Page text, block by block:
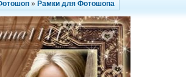
» Рамки для Фотошопа